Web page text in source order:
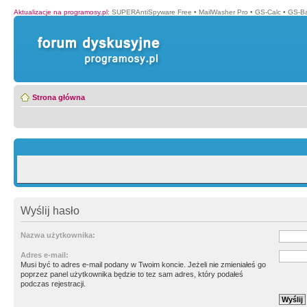
Aktualizacje na programosy.pl: SUPERAntiSpyware Free • MailWasher Pro • GS-Calc • GS-
Strona główna
Wyślij hasło
Nazwa użytkownika:
Adres e-mail:
Musi być to adres e-mail podany w Twoim koncie. Jeżeli nie zmieniałeś go
poprzez panel użytkownika będzie to tez sam adres, który podałeś
podczas rejestracji.